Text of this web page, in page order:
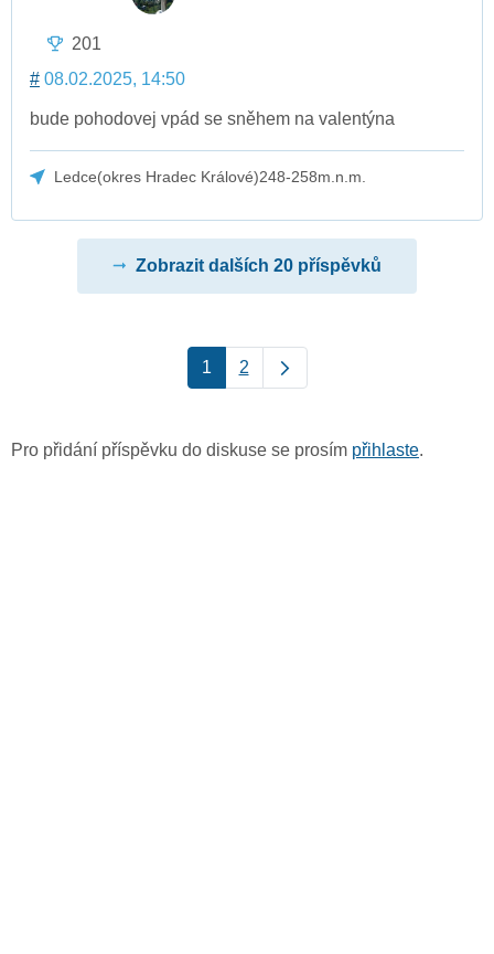
201
# 08.02.2025, 14:50
bude pohodovej vpád se sněhem na valentýna
Ledce(okres Hradec Králové)248-258m.n.m.
Zobrazit dalších 20 příspěvků
1 2
Pro přidání příspěvku do diskuse se prosím přihlaste.